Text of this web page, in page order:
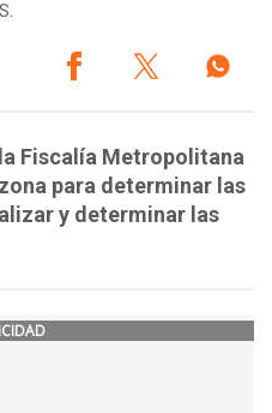
Fiscalía Metropolitana
para determinar las
y determinar las